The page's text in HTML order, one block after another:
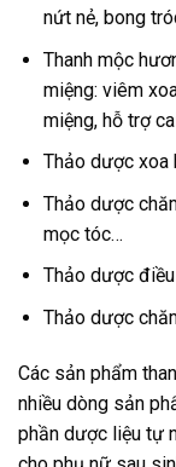
nứt nẻ, bong
Thanh mộc
miệng: viêm
miệng, hỗ trợ
Thảo dược xoa
Thảo dược
mọc tóc…
Thảo dược
Thảo dược
Các sản phẩm
nhiều dòng sản
phần dược liệu tự